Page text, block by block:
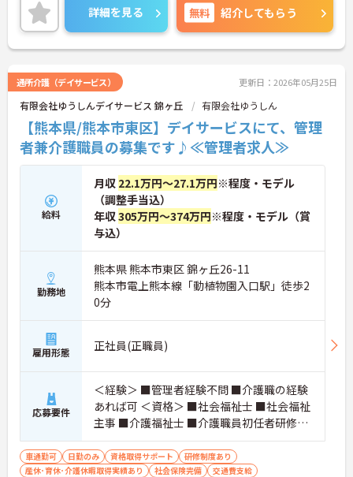
詳細を見る 無料 紹介してもらう
通所介護（デイサービス） 更新日：2026年05月25日
有限会社ゆうしんデイサービス 錦ヶ丘 有限会社ゆうしん
【熊本県/熊本市東区】デイサービスにて、管理
者兼介護職員の募集です♪≪管理者求人≫
給料
月収 22.1万円～27.1万円※程度・モデル
（調整手当込）
年収305万円～374万円※程度・モデル（賞
与込）
勤務地
熊本県 熊本市東区 錦ヶ丘26-11
熊本市電上熊本線「動植物園入口駅」徒歩2
0分
雇用形態 正社員(正職員)
応募要件
＜経験＞ ■管理者経験不問 ■介護職の経験
あれば可 ＜資格＞ ■社会福祉士 ■社会福祉
主事 ■介護福祉士 ■介護職員初任者研修
（旧ヘルパー2級）以上 ■普通自動車免許
（AT限定可）
車通勤可 日勤のみ 資格取得サポート
研修制度あり
産休･育休･介護休暇取得実績あり
社会保険完備 交通費支給